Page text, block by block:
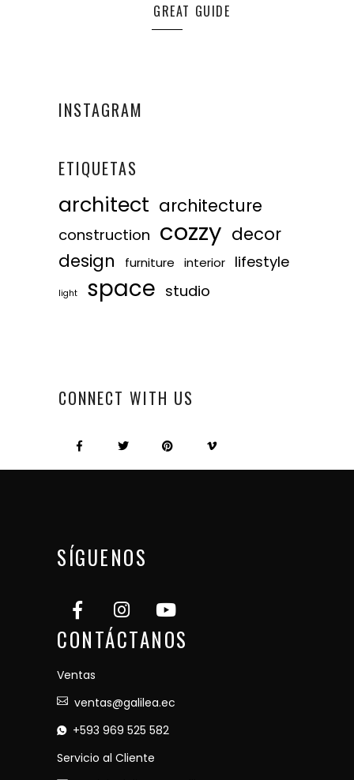
GREAT GUIDE
INSTAGRAM
ETIQUETAS
architect architecture
construction cozzy decor
design
furniture interior lifestyle
light space studio
CONNECT WITH US
SÍGUENOS
CONTÁCTANOS
Ventas
ventas@galilea.ec
+593 969 525 582
Servicio al Cliente